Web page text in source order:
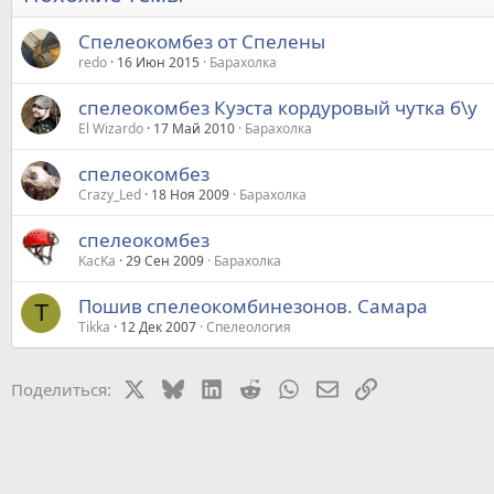
Спелеокомбез от Спелены
redo 16 Июн 2015 Барахолка
спелеокомбез Куэста кордуровый чутка б\у
El Wizardo 17 Май 2010 Барахолка
спелеокомбез
Crazy_Led 18 Ноя 2009 Барахолка
спелеокомбез
KacKa 29 Сен 2009 Барахолка
T Пошив спелеокомбинезонов. Самара
Tikka 12 Дек 2007 Спелеология
Поделиться: BlueskyLinkedIn
Reddit WhatsApp
Электронная почта
Ссылка